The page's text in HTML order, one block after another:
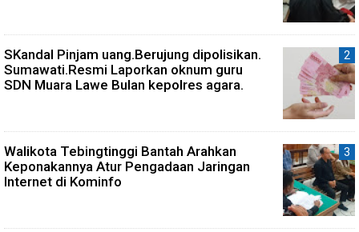
SKandal Pinjam uang.Berujung dipolisikan.
Sumawati.Resmi Laporkan oknum guru
SDN Muara Lawe Bulan kepolres agara.
Walikota Tebingtinggi Bantah Arahkan
Keponakannya Atur Pengadaan Jaringan
Internet di Kominfo